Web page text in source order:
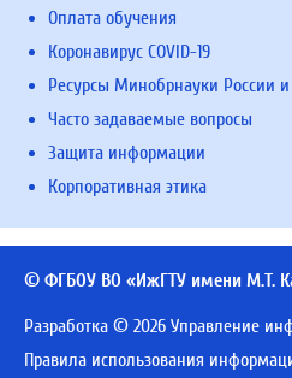
Оплата обучения
Коронавирус COVID-19
Ресурсы Минобрнауки России
Часто задаваемые вопросы
Защита информации
Корпоративная этика
© ФГБОУ ВО «ИжГТУ имени М.Т.
Разработка © 2026 Управление
Правила использования